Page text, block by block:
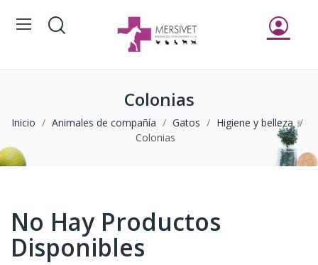
Colonias
Inicio Animales de compañía Gatos
Higiene y belleza
Colonias
No Hay Productos
Disponibles